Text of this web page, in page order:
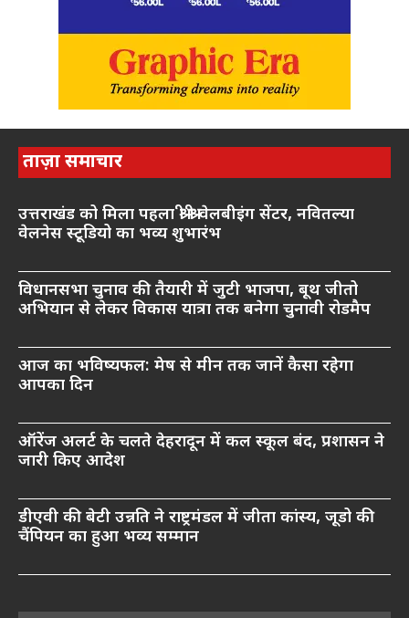
ताज़ा समाचार
उत्तराखंड को मिला पहला श्री श्री वेलबीइंग सेंटर, नवितल्या
वेलनेस स्टूडियो का भव्य शुभारंभ
विधानसभा चुनाव की तैयारी में जुटी भाजपा, बूथ जीतो
अभियान से लेकर विकास यात्रा तक बनेगा चुनावी रोडमैप
आज का भविष्यफल: मेष से मीन तक जानें कैसा रहेगा
आपका दिन
ऑरेंज अलर्ट के चलते देहरादून में कल स्कूल बंद, प्रशासन ने
जारी किए आदेश
डीएवी की बेटी उन्नति ने राष्ट्रमंडल में जीता कांस्य, जूडो की
चैंपियन का हुआ भव्य सम्मान